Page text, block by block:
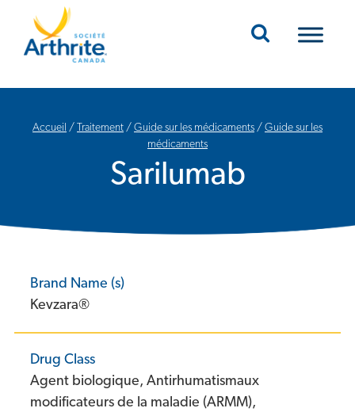
Mobile Navigation
Accueil / Traitement / Guide sur les médicaments / Guide sur les
médicaments
Sarilumab
Brand Name (s)
Kevzara®
Drug Class
Agent biologique, Antirhumatismaux
modificateurs de la maladie (ARMM),